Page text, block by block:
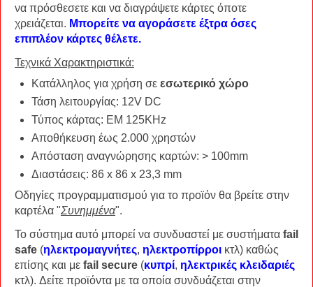
να πρόσθεσετε και να διαγράψετε κάρτες όποτε
χρειάζεται. Μπορείτε να αγοράσετε έξτρα όσες
επιπλέον κάρτες θέλετε.
Τεχνικά Χαρακτηριστικά:
Κατάλληλος για χρήση σε εσωτερικό χώρο
Τάση λειτουργίας: 12V DC
Τύπος κάρτας: EM 125KHz
Αποθήκευση έως 2.000 χρηστών
Απόσταση αναγνώρησης καρτών: > 100mm
Διαστάσεις: 86 x 86 x 23,3 mm
Οδηγίες προγραμματισμού για το προϊόν θα βρείτε στην
καρτέλα "Συνημμένα".
Το σύστημα αυτό μπορεί να συνδυαστεί με συστήματα fail
safe (ηλεκτρομαγνήτες, ηλεκτροπίρροι κτλ) καθώς
επίσης και με fail secure (κυπρί, ηλεκτρικές κλειδαριές
κτλ). Δείτε προϊόντα με τα οποία συνδυάζεται στην